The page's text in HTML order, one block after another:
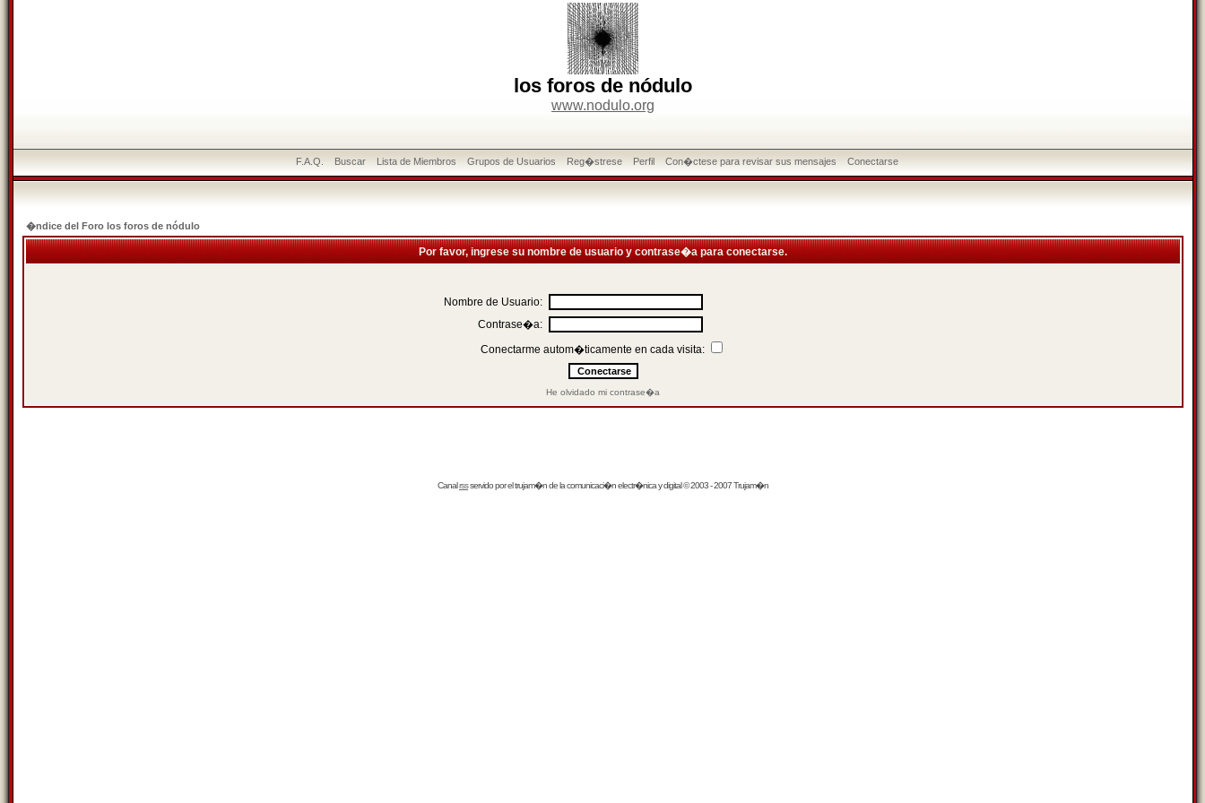
los foros de nódulo
www.nodulo.org
F.A.Q. Buscar Lista de Miembros Grupos de Usuarios Reg�strese Perfil Con�ctese para revisar sus mensajes Conectarse
�ndice del Foro los foros de nódulo
Por favor, ingrese su nombre de usuario y contrase�a para conectarse.
Nombre de Usuario:
Contrase�a:
Conectarme autom�ticamente en cada visita:
He olvidado mi contrase�a
Canalrssservido por eltrujam�nde la comunicaci�n electr�nica y digital © 2003 - 2007 Trujam�n